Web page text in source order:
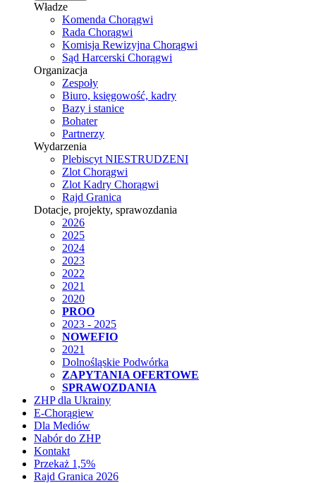
Władze
Komenda Chorągwi
Rada Chorągwi
Komisja Rewizyjna Chorągwi
Sąd Harcerski Chorągwi
Organizacja
Zespoły
Biuro, księgowość, kadry
Bazy i stanice
Bohater
Partnerzy
Wydarzenia
Plebiscyt NIESTRUDZENI
Zlot Chorągwi
Zlot Kadry Chorągwi
Rajd Granica
Dotacje, projekty, sprawozdania
2026
2025
2024
2023
2022
2021
2020
PROO
2023 - 2025
NOWEFIO
2021
Dolnośląskie Podwórka
ZAPYTANIA OFERTOWE
SPRAWOZDANIA
ZHP dla Ukrainy
E-Chorągiew
Dla Mediów
Nabór do ZHP
Kontakt
Przekaż 1,5%
Rajd Granica 2026